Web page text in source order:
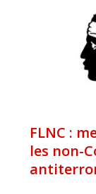
FLNC :
les non-